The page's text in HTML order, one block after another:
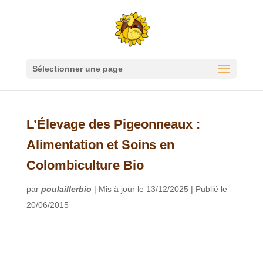
Sélectionner une page
L’Élevage des Pigeonneaux :
Alimentation et Soins en
Colombiculture Bio
par poulaillerbio | Mis à jour le 13/12/2025 | Publié le
20/06/2015